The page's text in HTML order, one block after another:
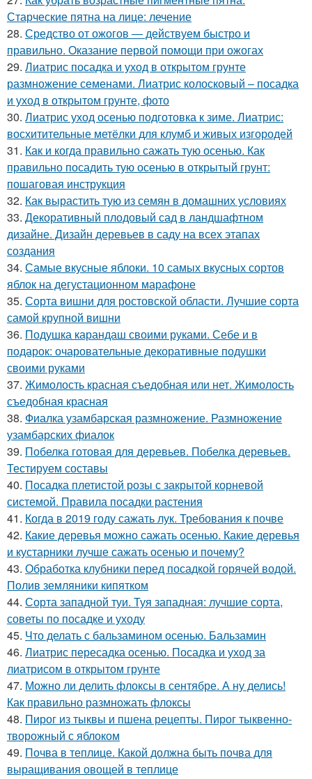
Старческие пятна на лице: лечение
28. Средство от ожогов ― действуем быстро и
правильно. Оказание первой помощи при ожогах
29. Лиатрис посадка и уход в открытом грунте
размножение семенами. Лиатрис колосковый – посадка
и уход в открытом грунте, фото
30. Лиатрис уход осенью подготовка к зиме. Лиатрис:
восхитительные метёлки для клумб и живых изгородей
31. Как и когда правильно сажать тую осенью. Как
правильно посадить тую осенью в открытый грунт:
пошаговая инструкция
32. Как вырастить тую из семян в домашних условиях
33. Декоративный плодовый сад в ландшафтном
дизайне. Дизайн деревьев в саду на всех этапах
создания
34. Самые вкусные яблоки. 10 самых вкусных сортов
яблок на дегустационном марафоне
35. Сорта вишни для ростовской области. Лучшие сорта
самой крупной вишни
36. Подушка карандаш своими руками. Себе и в
подарок: очаровательные декоративные подушки
своими руками
37. Жимолость красная съедобная или нет. Жимолость
съедобная красная
38. Фиалка узамбарская размножение. Размножение
узамбарских фиалок
39. Побелка готовая для деревьев. Побелка деревьев.
Тестируем составы
40. Посадка плетистой розы с закрытой корневой
системой. Правила посадки растения
41. Когда в 2019 году сажать лук. Требования к почве
42. Какие деревья можно сажать осенью. Какие деревья
и кустарники лучше сажать осенью и почему?
43. Обработка клубники перед посадкой горячей водой.
Полив земляники кипятком
44. Сорта западной туи. Туя западная: лучшие сорта,
советы по посадке и уходу
45. Что делать с бальзамином осенью. Бальзамин
46. Лиатрис пересадка осенью. Посадка и уход за
лиатрисом в открытом грунте
47. Можно ли делить флоксы в сентябре. А ну делись!
Как правильно размножать флоксы
48. Пирог из тыквы и пшена рецепты. Пирог тыквенно-
творожный с яблоком
49. Почва в теплице. Какой должна быть почва для
выращивания овощей в теплице